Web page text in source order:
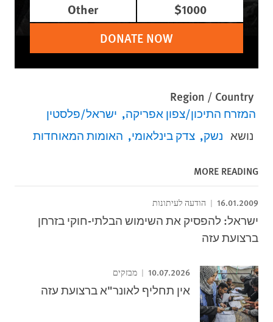
$1000
Other
DONATE NOW
Region / Country
המזרח התיכון/צפון אפריקה ישראל/פלסטין
נושא נשק צדק בינלאומי האומות המאוחדות
MORE READING
16.01.2009 הודעה לעיתונות
ישראל: להפסיק את השימוש הבלתי-חוקי בזרחן
ברצועת עזה
10.07.2026 מבזקים
אין תחליף לאונר"א ברצועת עזה